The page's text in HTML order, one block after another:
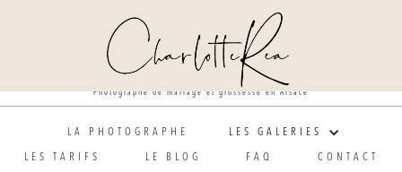
Photographe de mariage et grossesse en Alsace
LA PHOTOGRAPHE LES GALERIES
LES TARIFS LE BLOG FAQ CONTACT